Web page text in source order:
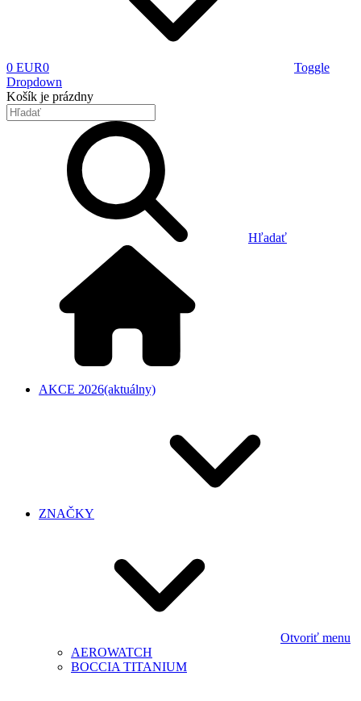
0 EUR0
Toggle
Dropdown
Košík je prázdny
Hľadať
AKCE 2026(aktuálny)
ZNAČKY
Otvoriť menu
AEROWATCH
BOCCIA TITANIUM